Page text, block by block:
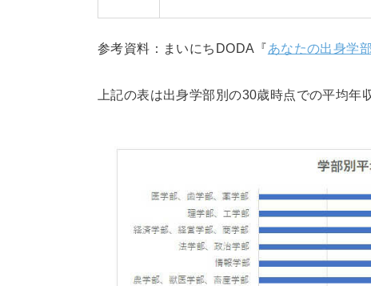
参考資料：まいにちDODA『あなたの出身学
上記の表は出身学部別の30歳時点での平均年